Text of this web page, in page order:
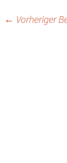
← Vorheriger